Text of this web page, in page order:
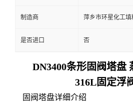
制造商 萍乡市环星化工填
是否进口 否
DN3400条形固阀塔盘
316L固定浮
固阀塔盘详细介绍